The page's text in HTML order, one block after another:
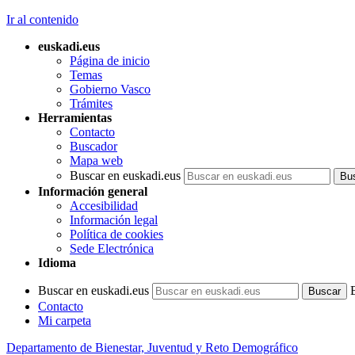
Ir al contenido
euskadi.eus
Página de inicio
Temas
Gobierno Vasco
Trámites
Herramientas
Contacto
Buscador
Mapa web
Buscar en euskadi.eus
Información general
Accesibilidad
Información legal
Política de cookies
Sede Electrónica
Idioma
Buscar en euskadi.eus
Contacto
Mi carpeta
Departamento de Bienestar, Juventud y Reto Demográfico